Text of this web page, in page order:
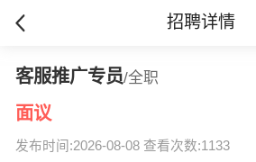
招聘详情
客服推广专员/全职
面议
发布时间:2026-08-08 查看次数:1133